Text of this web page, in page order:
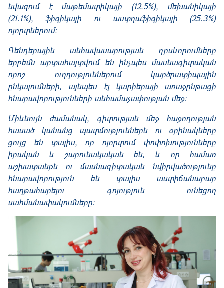
նվազում է մաթեմատիկայի (12.5%), մեխանիկայի
(21.1%), ֆիզիկայի ու աստղաֆիզիկայի (25.3%)
ոլորտներում։
Գենդերային անհավասարության դրսևորումները
երբեմն արտահայտվում են ինչպես մասնագիտական
որոշ ուղղություններում կարծրատիպային
ընկալումների, այնպես էլ կարիերայի առաջընթացի
հնարավորությունների անհամաչափության մեջ։
Միևնույն ժամանակ, գիտության մեջ հաջողության
հասած կանանց պատմություններն ու օրինակները
ցույց են տալիս, որ ոլորտում փոփոխությունները
իրական և շարունակական են, և որ համառ
աշխատանքն ու մասնագիտական նվիրվածությունը
հնարավորություն են տալիս աստիճանաբար
հաղթահարելու գոյություն ունեցող
սահմանափակումները։